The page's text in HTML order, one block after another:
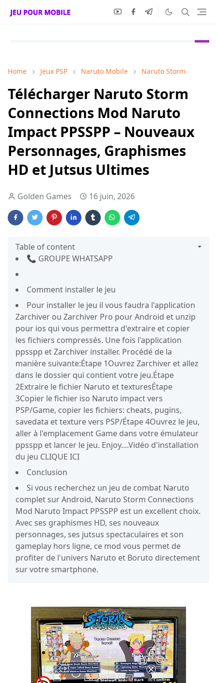
Home Jeux PSP Naruto Mobile Naruto Storm
Télécharger Naruto Storm
Connections Mod Naruto
Impact PPSSPP – Nouveaux
Personnages, Graphismes
HD et Jutsus Ultimes
Golden Games 16 juin, 2026
Table of content
📞 GROUPE WHATSAPP
Comment installer le jeu
Pour installer le jeu il vous faudra l'application
Zarchiver ou Zarchiver Pro pour Android et unzip
pour ios qui vous permettra d'extraire et copier
les fichiers compressés. Une fois l'application
ppsspp et Zarchiver installer. Procédé de la
manière suivante:Étape 1Ouvrez Zarchiver et allez
dans le dossier qui contient votre jeu.Étape
2Extraire le fichier Naruto et texturesÉtape
3Copier le fichier iso Naruto impact vers
PSP/Game, copier les fichiers: cheats, pugins,
savedata et texture vers PSP/Étape 4Ouvrez le jeu,
aller à l'emplacement Game dans votre émulateur
ppsspp et lancer le jeu. Enjoy....Vidéo d'installation
du jeu CLIQUE ICI
Conclusion
Si vous recherchez un jeu de combat Naruto
complet sur Android, Naruto Storm Connections
Mod Naruto Impact PPSSPP est un excellent choix.
Avec ses graphismes HD, ses nouveaux
personnages, ses jutsus spectaculaires et son
gameplay hors ligne, ce mod vous permet de
profiter de l'univers Naruto et Boruto directement
sur votre smartphone.